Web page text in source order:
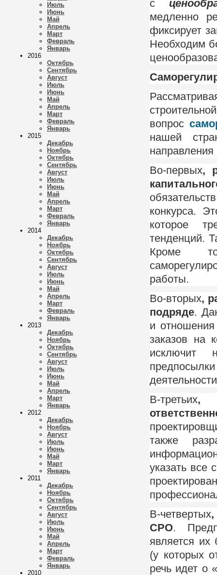
Июль
Июнь
Май
Апрель
Март
Февраль
Январь
2016
Октябрь
Сентябрь
Август
Июль
Июнь
Май
Апрель
Март
Февраль
Январь
2015
Декабрь
Ноябрь
Октябрь
Сентябрь
Август
Июль
Июнь
Май
Апрель
Март
Февраль
Январь
2014
Декабрь
Ноябрь
Октябрь
Сентябрь
Август
Июль
Июнь
Май
Апрель
Март
Февраль
Январь
2013
Декабрь
Ноябрь
Октябрь
Сентябрь
Август
Июль
Июнь
Май
Апрель
Март
Январь
2012
Декабрь
Ноябрь
Август
Июль
Июнь
Май
Март
Январь
2011
Декабрь
Ноябрь
Октябрь
Сентябрь
Август
Июль
Июнь
Май
Апрель
Март
Февраль
Январь
2010
с
медленно
фиксирует
Необходим
вопрос
нашей
Во-первых,
конкурса.
которое
тенденций.
Кроме
работы.
Во-вторых,
подряде.
и
заказов на
исключит
В-третьих,
также
указать все
В-четвертых,
СРО.
является их
(у которых
речь идет о